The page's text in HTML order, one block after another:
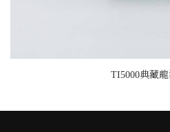
TI5000典藏